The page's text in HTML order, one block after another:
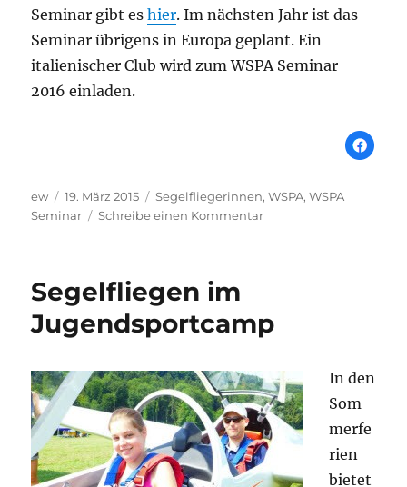
Seminar gibt eshier. Im nächsten Jahr ist das
Seminar übrigens in Europa geplant. Ein
italienischer Club wird zum WSPA Seminar
2016 einladen.
Autor
ew
Veröffentlicht
am
19. März 2015 Schlagwörter
Segelfliegerinnen,WSPA,WSPA
Seminar
Schreibe einen Kommentarzu
Wilden
Segelfliegen im
Jugendsportcamp
In den
Som
merfe
rien
bietet